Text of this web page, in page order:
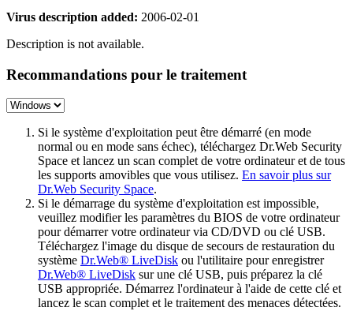
Virus description added: 2006-02-01
Description is not available.
Recommandations pour le traitement
Si le système d'exploitation peut être démarré (en mode
normal ou en mode sans échec), téléchargez Dr.Web Security
Space et lancez un scan complet de votre ordinateur et de tous
les supports amovibles que vous utilisez. En savoir plus sur
Dr.Web Security Space.
Si le démarrage du système d'exploitation est impossible,
veuillez modifier les paramètres du BIOS de votre ordinateur
pour démarrer votre ordinateur via CD/DVD ou clé USB.
Téléchargez l'image du disque de secours de restauration du
système Dr.Web® LiveDisk ou l'utilitaire pour enregistrer
Dr.Web® LiveDisk sur une clé USB, puis préparez la clé
USB appropriée. Démarrez l'ordinateur à l'aide de cette clé et
lancez le scan complet et le traitement des menaces détectées.